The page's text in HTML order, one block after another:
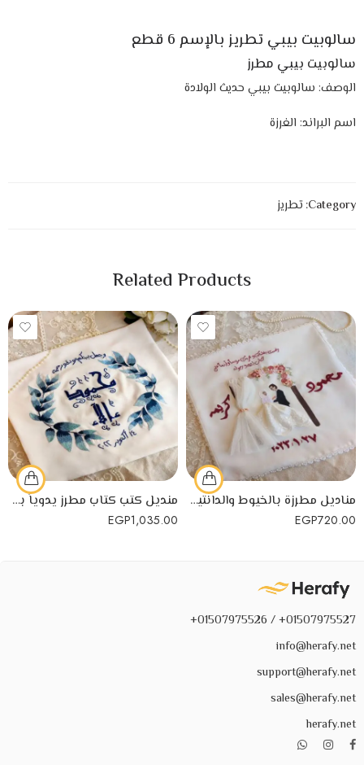
سالوبيت بيبي تطريز بالإسم 6 قطع
سالوبيت بيبي مطرز
الوصف: سالوبيت بيبي حديث الولادة
اسم البراند: الغرزة
Category: تطريز
Related Products
مناديل مطرزة بالخيوط والدانتيل لكتب الكتاب
EGP720.00
منديل كتب كتاب مطرز يدوياً بشكل مميز
EGP1,035.00
01507975527+ / 01507975526+
info@herafy.net
support@herafy.net
sales@herafy.net
herafy.net